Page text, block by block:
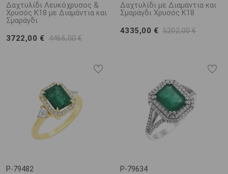
Δαχτυλίδι Λευκόχρυσος &
Χρυσός K18 με Διαμάντια και
Σμαράγδι
3722,00 € 4466,00 €
Δαχτυλίδι με Διαμάντια και
Σμαράγδι Χρυσός Κ18
4335,00 € 5202,00 €
P-79482 P-79634